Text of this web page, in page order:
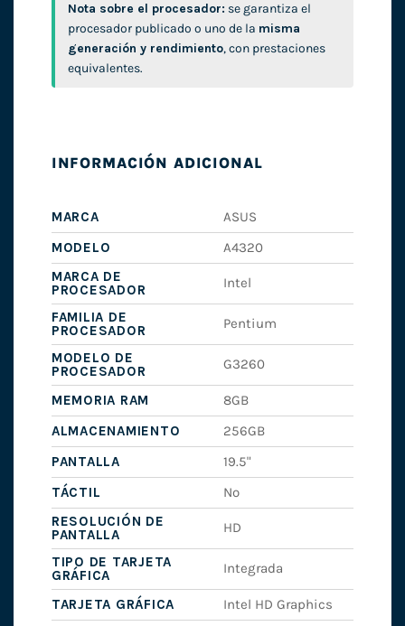
Nota sobre el procesador: se garantiza el
procesador publicado o uno de la misma
generación y rendimiento, con prestaciones
equivalentes.
INFORMACIÓN ADICIONAL
MARCA
ASUS
MODELO
A4320
MARCA DE
PROCESADOR
Intel
FAMILIA DE
PROCESADOR
Pentium
MODELO DE
PROCESADOR
G3260
MEMORIA RAM
8GB
ALMACENAMIENTO
256GB
PANTALLA
19.5"
TÁCTIL
No
RESOLUCIÓN DE
PANTALLA
HD
TIPO DE TARJETA
GRÁFICA
Integrada
TARJETA GRÁFICA
Intel HD Graphics